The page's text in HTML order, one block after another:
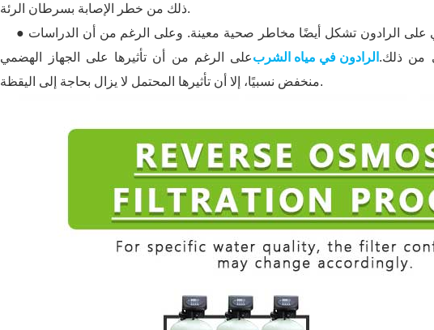
ذلك من خطر الإصابة بسرطان الرئة.
● خطر الابتلاع: إن مياه الشرب التي تحتوي على الرادون تشكل أيضًا مخاطر صحية معينة. وعلى الرغم من أن الدراسات
من ذلك. الرادون في مياه الشربعلى الرغم من أن تأثيرها على الجهاز الهضمي
منخفض نسبيًا، إلا أن تأثيرها المحتمل لا يزال بحاجة إلى اليقظة.